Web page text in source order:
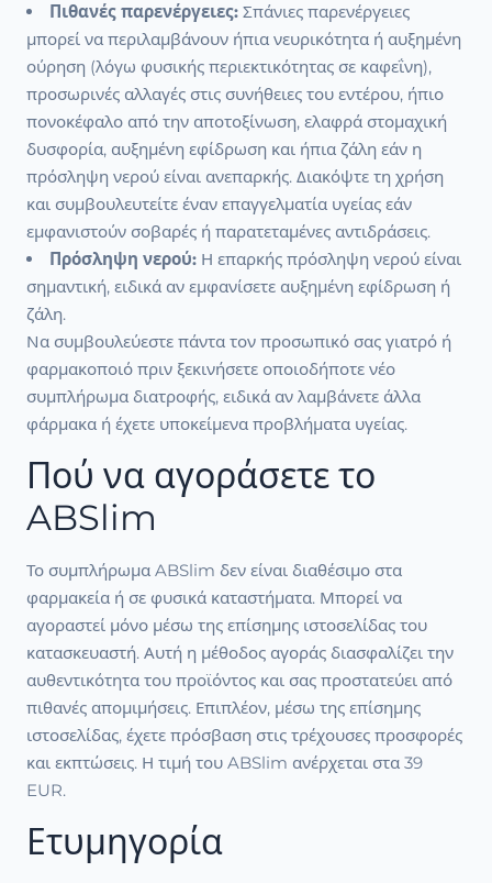
Πιθανές παρενέργειες: Σπάνιες παρενέργειες
μπορεί να περιλαμβάνουν ήπια νευρικότητα ή αυξημένη
ούρηση (λόγω φυσικής περιεκτικότητας σε καφεΐνη),
προσωρινές αλλαγές στις συνήθειες του εντέρου, ήπιο
πονοκέφαλο από την αποτοξίνωση, ελαφρά στομαχική
δυσφορία, αυξημένη εφίδρωση και ήπια ζάλη εάν η
πρόσληψη νερού είναι ανεπαρκής. Διακόψτε τη χρήση
και συμβουλευτείτε έναν επαγγελματία υγείας εάν
εμφανιστούν σοβαρές ή παρατεταμένες αντιδράσεις.
Πρόσληψη νερού: Η επαρκής πρόσληψη νερού είναι
σημαντική, ειδικά αν εμφανίσετε αυξημένη εφίδρωση ή
ζάλη.
Να συμβουλεύεστε πάντα τον προσωπικό σας γιατρό ή
φαρμακοποιό πριν ξεκινήσετε οποιοδήποτε νέο
συμπλήρωμα διατροφής, ειδικά αν λαμβάνετε άλλα
φάρμακα ή έχετε υποκείμενα προβλήματα υγείας.
Πού να αγοράσετε το
ABSlim
Το συμπλήρωμα ABSlim δεν είναι διαθέσιμο στα
φαρμακεία ή σε φυσικά καταστήματα. Μπορεί να
αγοραστεί μόνο μέσω της επίσημης ιστοσελίδας του
κατασκευαστή. Αυτή η μέθοδος αγοράς διασφαλίζει την
αυθεντικότητα του προϊόντος και σας προστατεύει από
πιθανές απομιμήσεις. Επιπλέον, μέσω της επίσημης
ιστοσελίδας, έχετε πρόσβαση στις τρέχουσες προσφορές
και εκπτώσεις. Η τιμή του ABSlim ανέρχεται στα 39
EUR.
Ετυμηγορία